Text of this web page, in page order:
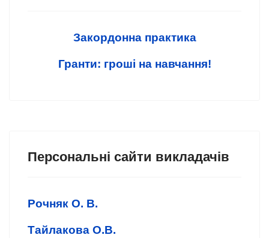
Закордонна практика
Гранти: гроші на навчання!
Персональні сайти викладачів
Рочняк О. В.
Тайлакова О.В.